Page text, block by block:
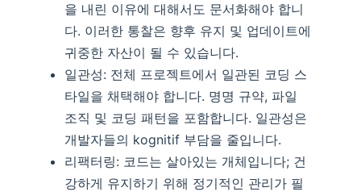
을 내린 이유에 대해서도 문서화해야 합니
다. 이러한 통찰은 향후 유지 및 업데이트에
귀중한 자산이 될 수 있습니다.
일관성: 전체 프로젝트에서 일관된 코딩 스
타일을 채택해야 합니다. 명명 규약, 파일
조직 및 코딩 패턴을 포함합니다. 일관성은
개발자들의 kognitif 부담을 줄입니다.
리팩터링: 코드는 살아있는 개체입니다; 건
강하게 유지하기 위해 정기적인 관리가 필